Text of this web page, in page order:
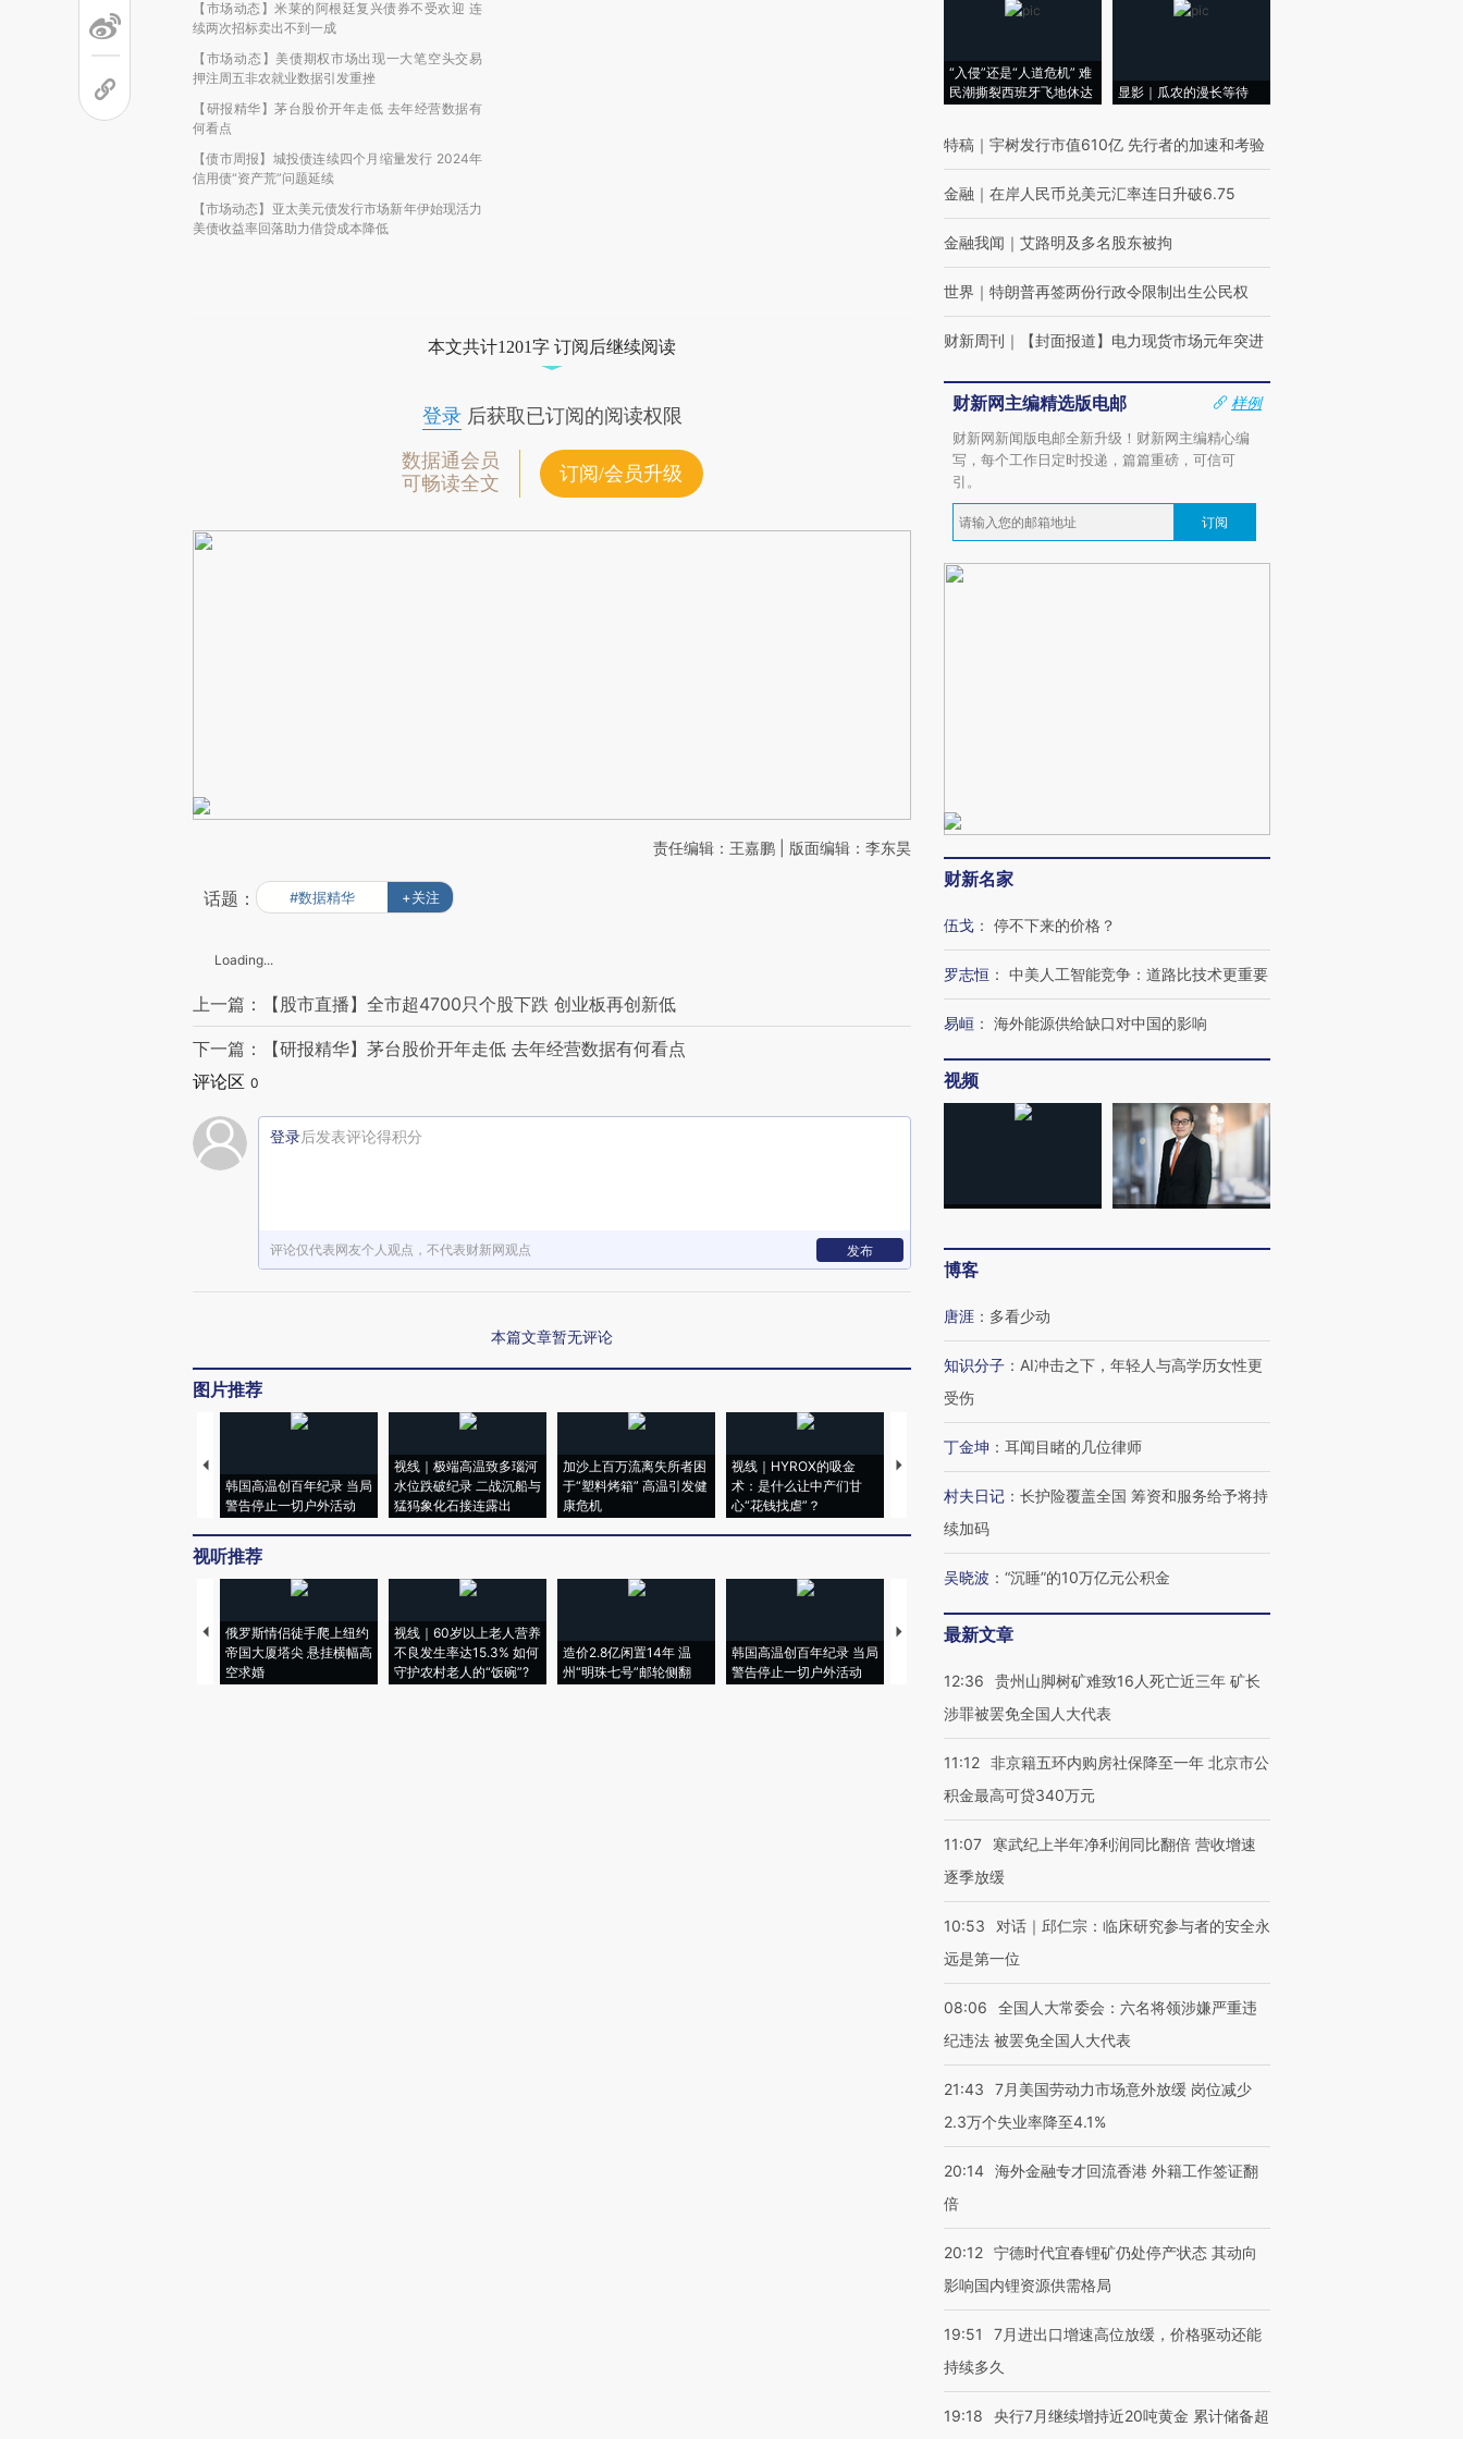
【市场动态】米莱的阿根廷复兴债券不受欢迎 连
续两次招标卖出不到一成
【市场动态】美债期权市场出现一大笔空头交易
押注周五非农就业数据引发重挫
【研报精华】茅台股价开年走低 去年经营数据有
何看点
【债市周报】城投债连续四个月缩量发行 2024年
信用债“资产荒”问题延续
【市场动态】亚太美元债发行市场新年伊始现活力
美债收益率回落助力借贷成本降低
本文共计1201字 订阅后继续阅读
登录后获取已订阅的阅读权限
数据通会员
可畅读全文
订阅/会员升级
责任编辑：王嘉鹏 | 版面编辑：李东昊
话题： #数据精华 +关注
Loading...
上一篇：【股市直播】全市超4700只个股下跌 创业板再创新低
下一篇：【研报精华】茅台股价开年走低 去年经营数据有何看点
评论区 0
登录后发表评论得积分
评论仅代表网友个人观点，不代表财新网观点 发布
本篇文章暂无评论
图片推荐
韩国高温创百年纪录 当局
警告停止一切户外活动
视线｜极端高温致多瑙河
水位跌破纪录 二战沉船与
猛犸象化石接连露出
加沙上百万流离失所者困
于“塑料烤箱” 高温引发健
康危机
视线｜HYROX的吸金
术：是什么让中产们甘
心“花钱找虐”？
马航飞行员跨国走私7万
粒摇头丸 尿检体内含3种
度Z世代 用街头抗争将教
育部长拱下台
机”？难民潮撕裂西班牙
飞地休达
视听推荐
俄罗斯情侣徒手爬上纽约
帝国大厦塔尖 悬挂横幅高
空求婚
视线｜60岁以上老人营养
不良发生率达15.3% 如何
守护农村老人的“饭碗”?
造价2.8亿闲置14年 温
州“明珠七号”邮轮侧翻
韩国高温创百年纪录 当局
警告停止一切户外活动
特朗普出席葬礼疑似打瞌
者“堕落的白痴”
阿根廷3-0阿尔及利亚
猛犸象化石接连露出
“入侵”还是“人道危机” 难
民潮撕裂西班牙飞地休达
显影｜瓜农的漫长等待
特稿 ｜ 宇树发行市值610亿 先行者的加速和考验
金融 ｜ 在岸人民币兑美元汇率连日升破6.75
金融我闻 ｜ 艾路明及多名股东被拘
世界 ｜ 特朗普再签两份行政令限制出生公民权
财新周刊 ｜ 【封面报道】电力现货市场元年突进
财新网主编精选版电邮
样例
财新网新闻版电邮全新升级！财新网主编精心编
写，每个工作日定时投递，篇篇重磅，可信可
引。
订阅
财新名家
伍戈 ： 停不下来的价格？
罗志恒 ： 中美人工智能竞争：道路比技术更重要
易峘 ： 海外能源供给缺口对中国的影响
视频
博客
唐涯 ： 多看少动
知识分子 ： AI冲击之下，年轻人与高学历女性更
受伤
丁金坤 ： 耳闻目睹的几位律师
村夫日记 ： 长护险覆盖全国 筹资和服务给予将持
续加码
吴晓波 ： “沉睡”的10万亿元公积金
最新文章
12:36
贵州山脚树矿难致16人死亡近三年 矿长
涉罪被罢免全国人大代表
11:12 非京籍五环内购房社保降至一年 北京市公
积金最高可贷340万元
11:07
寒武纪上半年净利润同比翻倍 营收增速
逐季放缓
10:53
对话｜邱仁宗：临床研究参与者的安全永
远是第一位
08:06
全国人大常委会：六名将领涉嫌严重违
纪违法 被罢免全国人大代表
21:43
7月美国劳动力市场意外放缓 岗位减少
2.3万个失业率降至4.1%
20:14 海外金融专才回流香港 外籍工作签证翻
倍
20:12 宁德时代宜春锂矿仍处停产状态 其动向
影响国内锂资源供需格局
19:51
7月进出口增速高位放缓，价格驱动还能
持续多久
19:18 央行7月继续增持近20吨黄金 累计储备超